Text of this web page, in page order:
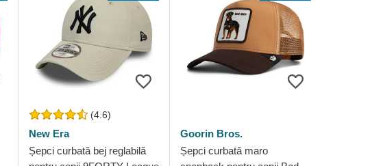
(4.6)
New Era
Șepci curbată bej reglabilă
Goorin Bros.
Șepci curbată maro